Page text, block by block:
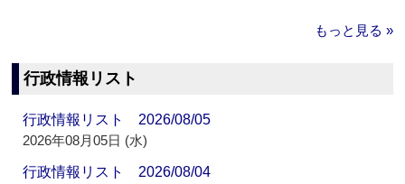
もっと見る »
行政情報リスト
行政情報リスト 2026/08/05
2026年08月05日 (水)
行政情報リスト 2026/08/04